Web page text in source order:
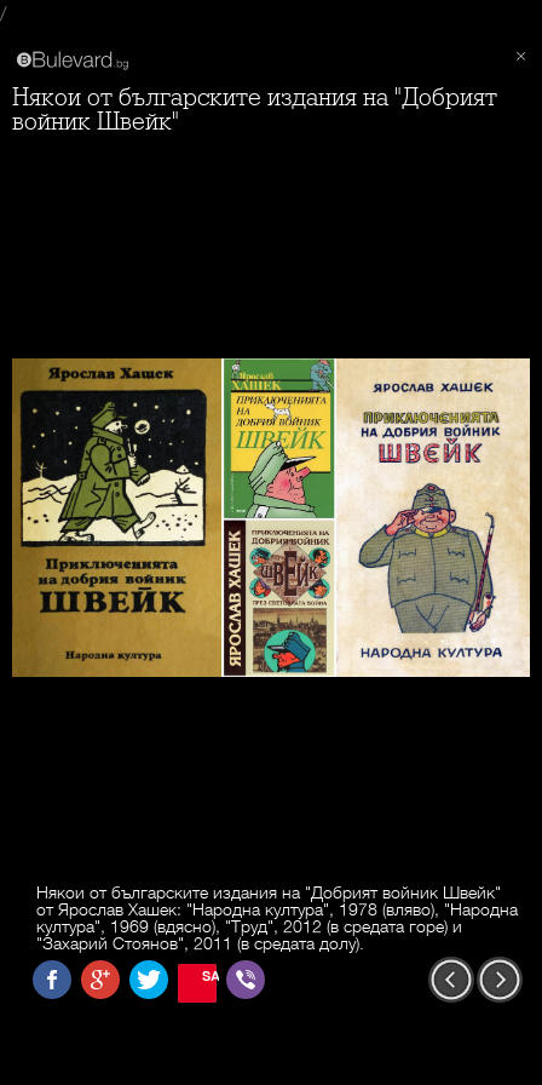
/
Някои от българските издания на "Добрият
войник Швейк"
Някои от българските издания на "Добрият войник Швейк"
от Ярослав Хашек: "Народна култура", 1978 (вляво), "Народна
култура", 1969 (вдясно), "Труд", 2012 (в средата горе) и
"Захарий Стоянов", 2011 (в средата долу).
SAVE